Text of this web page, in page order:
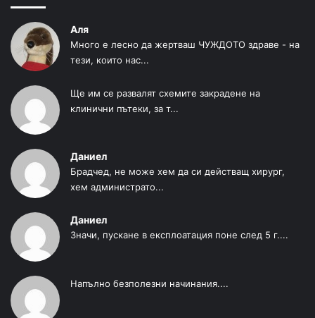
Аля
Много е лесно да жертваш ЧУЖДОТО здраве - на
тези, които нас...
Ще им се развалят схемите закрадене на
клинични пътеки, за т...
Даниел
Брадчед, не може хем да си действащ хирург,
хем администрато...
Даниел
Значи, пускане в експлоатация поне след 5 г....
Напълно безполезни начинания....